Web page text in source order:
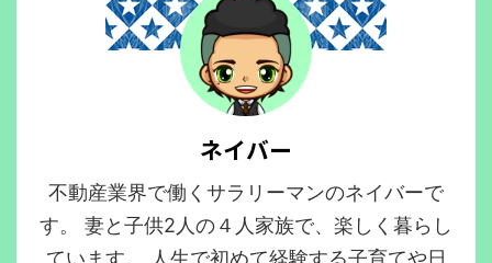
ネイバー
不動産業界で働くサラリーマンのネイバーで
す。 妻と子供2人の４人家族で、楽しく暮らし
ています。 人生で初めて経験する子育てや日